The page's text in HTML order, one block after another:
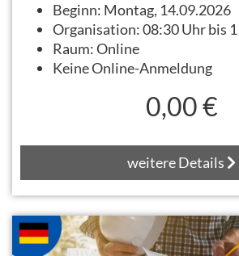
Beginn: Montag, 14.09.2026
Organisation:08:30 Uhr bis
Raum:Online
Keine Online-Anmeldung
0,00 €
weitere Details